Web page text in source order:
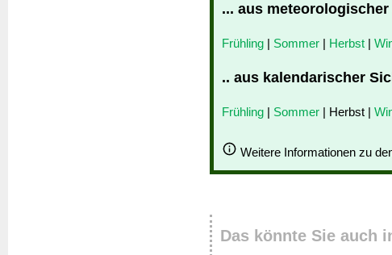
... aus
Frühling | Sommer | Herbst |
.. aus kalendarischer
Frühling | Sommer | Herbst |
Weitere Informationen zu
Das könnte Sie auch